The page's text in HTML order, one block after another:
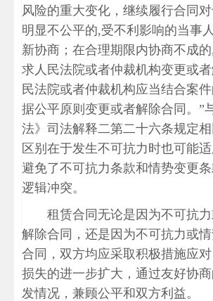
风险的重大变化，继续履行合同
明显不公平的,受不利影响的当事
新协商；在合理期限内协商不成
求人民法院或者仲裁机构变更或
民法院或者仲裁机构应当结合案
据公平原则变更或者解除合同。”
法》司法解释二第二十六条规定
区别在于发生不可抗力时也可能适
避免了不可抗力条款和情势变更
逻辑冲突。
租赁合同无论是因为不可抗
解除合同，还是因为不可抗力或
合同，双方均应采取积极措施应
损失的进一步扩大，通过友好协
发情况，兼顾公平和双方利益。